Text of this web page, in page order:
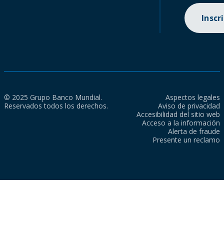
© 2025 Grupo Banco Mundial.
Reservados todos los derechos.
Aspectos legales
Aviso de privacidad
Accesibilidad del sitio web
Acceso a la información
Alerta de fraude
Presente un reclamo